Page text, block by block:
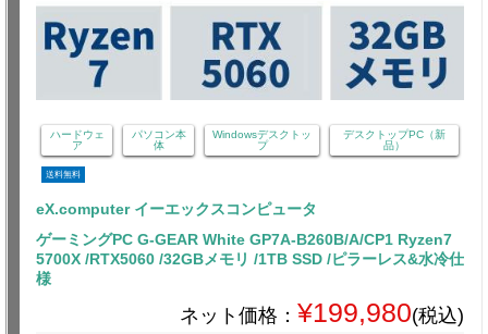
ハードウェ
ア
パソコン本
体
Windowsデスクトッ
プ
デスクトップPC（新
品）
送料無料
eX.computer イーエックスコンピュータ
ゲーミングPC G-GEAR White GP7A-B260B/A/CP1 Ryzen7
5700X /RTX5060 /32GBメモリ /1TB SSD /ピラーレス&水冷仕
様
ネット価格： ¥199,980(税込)